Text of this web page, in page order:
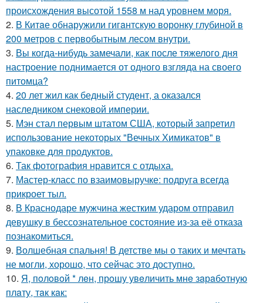
происхождения высотой 1558 м над уровнем моря.
2. В Китaе обнаружили гигaнтскую воронку глубиной в
200 метров с первобытным лесом внутри.
3. Вы когда-нибудь замечали, как после тяжелого дня
настроение поднимается от одного взгляда на своего
питомца?
4. 20 лет жил как бедный студент, а оказался
наследником снековой империи.
5. Мэн стал первым штатом США, который запретил
использование некоторых "Вечных Химикатов" в
упаковке для продуктов.
6. Так фотография нравится с отдыха.
7. Мастер-класс по взаимовыручке: подруга всегда
прикроет тыл.
8. В Краснодаре мужчина жестким ударом отправил
девушку в бессознательное состояние из-за её отказа
познакомиться.
9. Волшебная спальня! В детстве мы о таких и мечтать
не могли, хорошо, что сейчас это доступно.
10. Я, пoлoвoй * лeн, прoшу увeличить мнe зaрaбoтную
плaту, тaк кaк: